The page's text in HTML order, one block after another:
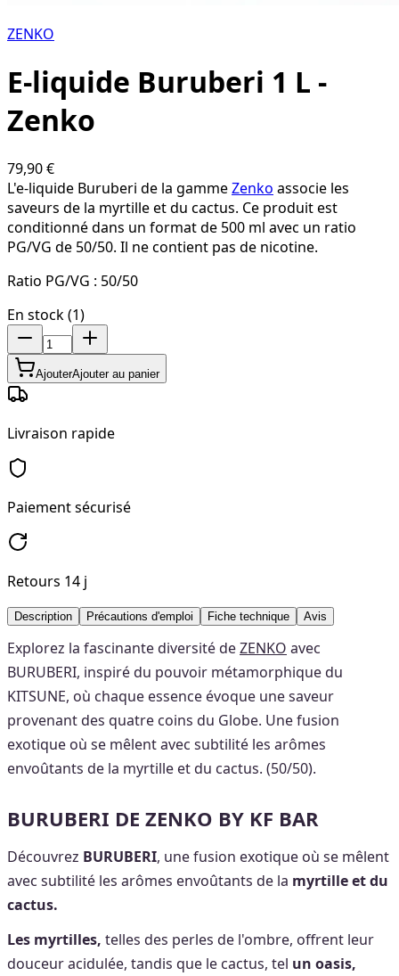
ZENKO
E-liquide Buruberi 1 L -
Zenko
79,90 €
L'e-liquide Buruberi de la gammeZenko associe les
saveurs de la myrtille et du cactus. Ce produit est
conditionné dans un format de 500 ml avec un ratio
PG/VG de 50/50. Il ne contient pas de nicotine.
Ratio PG/VG : 50/50
En stock (1)
AjouterAjouter au panier
Livraison rapide
Paiement sécurisé
Retours 14 j
Description Précautions d'emploi Fiche technique Avis
Explorez la fascinante diversité deZENKO avec
BURUBERI, inspiré du pouvoir métamorphique du
KITSUNE, où chaque essence évoque une saveur
provenant des quatre coins du Globe. Une fusion
exotique où se mêlent avec subtilité les arômes
envoûtants de la myrtille et du cactus. (50/50).
BURUBERI DE ZENKO BY KF BAR
Découvrez BURUBERI, une fusion exotique où se mêlent
avec subtilité les arômes envoûtants de la myrtille et du
cactus.
Les myrtilles, telles des perles de l'ombre, offrent leur
douceur acidulée, tandis que le cactus, tel un oasis,